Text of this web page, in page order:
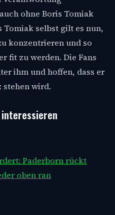
ohne Boris Tomiak
selbst gilt es nun,
konzentrieren und so
fit zu werden. Die Fans
ihm und hoffen, dass er
stehen wird.